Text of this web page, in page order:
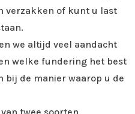
verzakken of kunt u last
we altijd veel aandacht
welke fundering het best
bij de manier waarop u de
twee soorten